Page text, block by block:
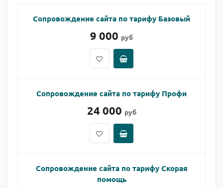
Сопровождение сайта по тарифу Базовый
9 000 руб
Сопровождение сайта по тарифу Профи
24 000 руб
Сопровождение сайта по тарифу Скорая
помощь